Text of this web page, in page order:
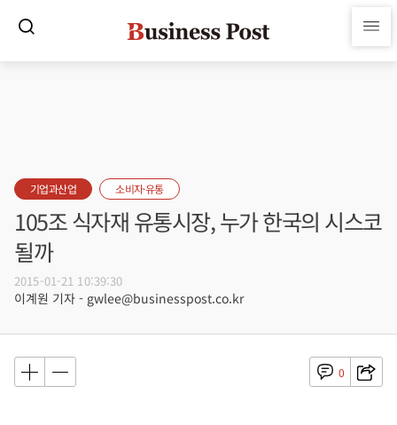
기업과산업 소비자·유통
105조 식자재 유통시장, 누가 한국의 시스코
될까
2015-01-21 10:39:30
이계원 기자 - gwlee@businesspost.co.kr
0